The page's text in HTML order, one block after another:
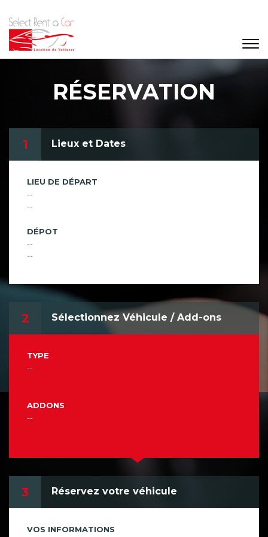
RÉSERVATION
1 Lieux et Dates
LIEU DE DÉPART
--
--
DÉPOT
--
--
2 Sélectionnez Véhicule / Add-ons
TYPE
--
ADDONS
--
3 Réservez votre véhicule
VOS INFORMATIONS